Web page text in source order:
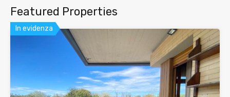
Featured Properties
In evidenza